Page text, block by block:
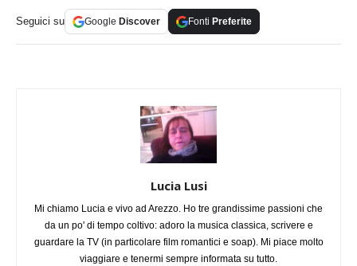
Seguici su Google Discover Fonti Preferite
Lucia Lusi
Mi chiamo Lucia e vivo ad Arezzo. Ho tre grandissime passioni che
da un po' di tempo coltivo: adoro la musica classica, scrivere e
guardare la TV (in particolare film romantici e soap). Mi piace molto
viaggiare e tenermi sempre informata su tutto.